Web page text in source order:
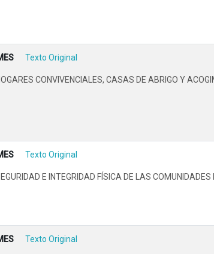
Texto Original
CONVIVENCIALES, CASAS DE ABRIGO Y
Texto Original
E INTEGRIDAD FÍSICA DE LAS COMUNIDADES
Texto Original